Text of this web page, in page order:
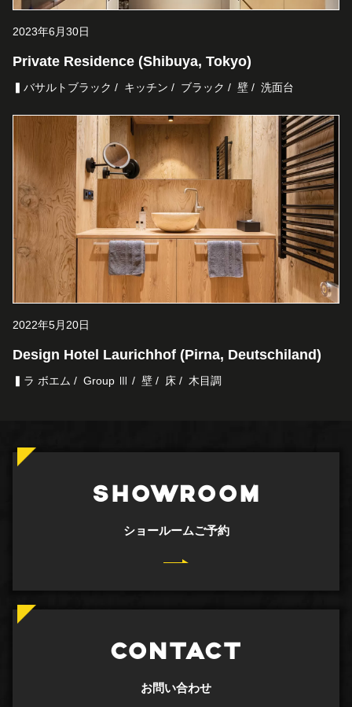
2023年6月30日
Private Residence (Shibuya, Tokyo)
▍バサルトブラック キッチン ブラック 壁 洗面台
2022年5月20日
Design Hotel Laurichhof (Pirna, Deutschiland)
▍ラ ボエム Group Ⅲ 壁 床 木目調
SHOWROOM
ショールームご予約
CONTACT
お問い合わせ